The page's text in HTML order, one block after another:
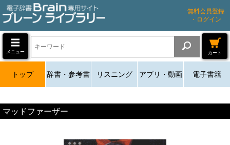
無料会員登録
・ログイン
メニュー カート
トップ 辞書・参考書 リスニング アプリ・動画 電子書籍
マッドファーザー